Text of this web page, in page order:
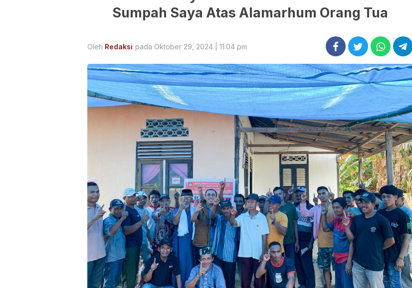
Sumpah Saya Atas Alamarhum Orang Tua
Oleh Redaksi pada Oktober 29, 2024 | 11:04 pm